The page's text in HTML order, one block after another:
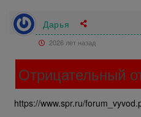
Дарья
2026 лет назад
Отрицательный
https://www.spr.ru/